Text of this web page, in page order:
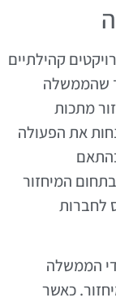
קהילתיים
שהממשלה
מתכות
את הפעולה
המיחזור
לחברות
הממשלה
כאשר